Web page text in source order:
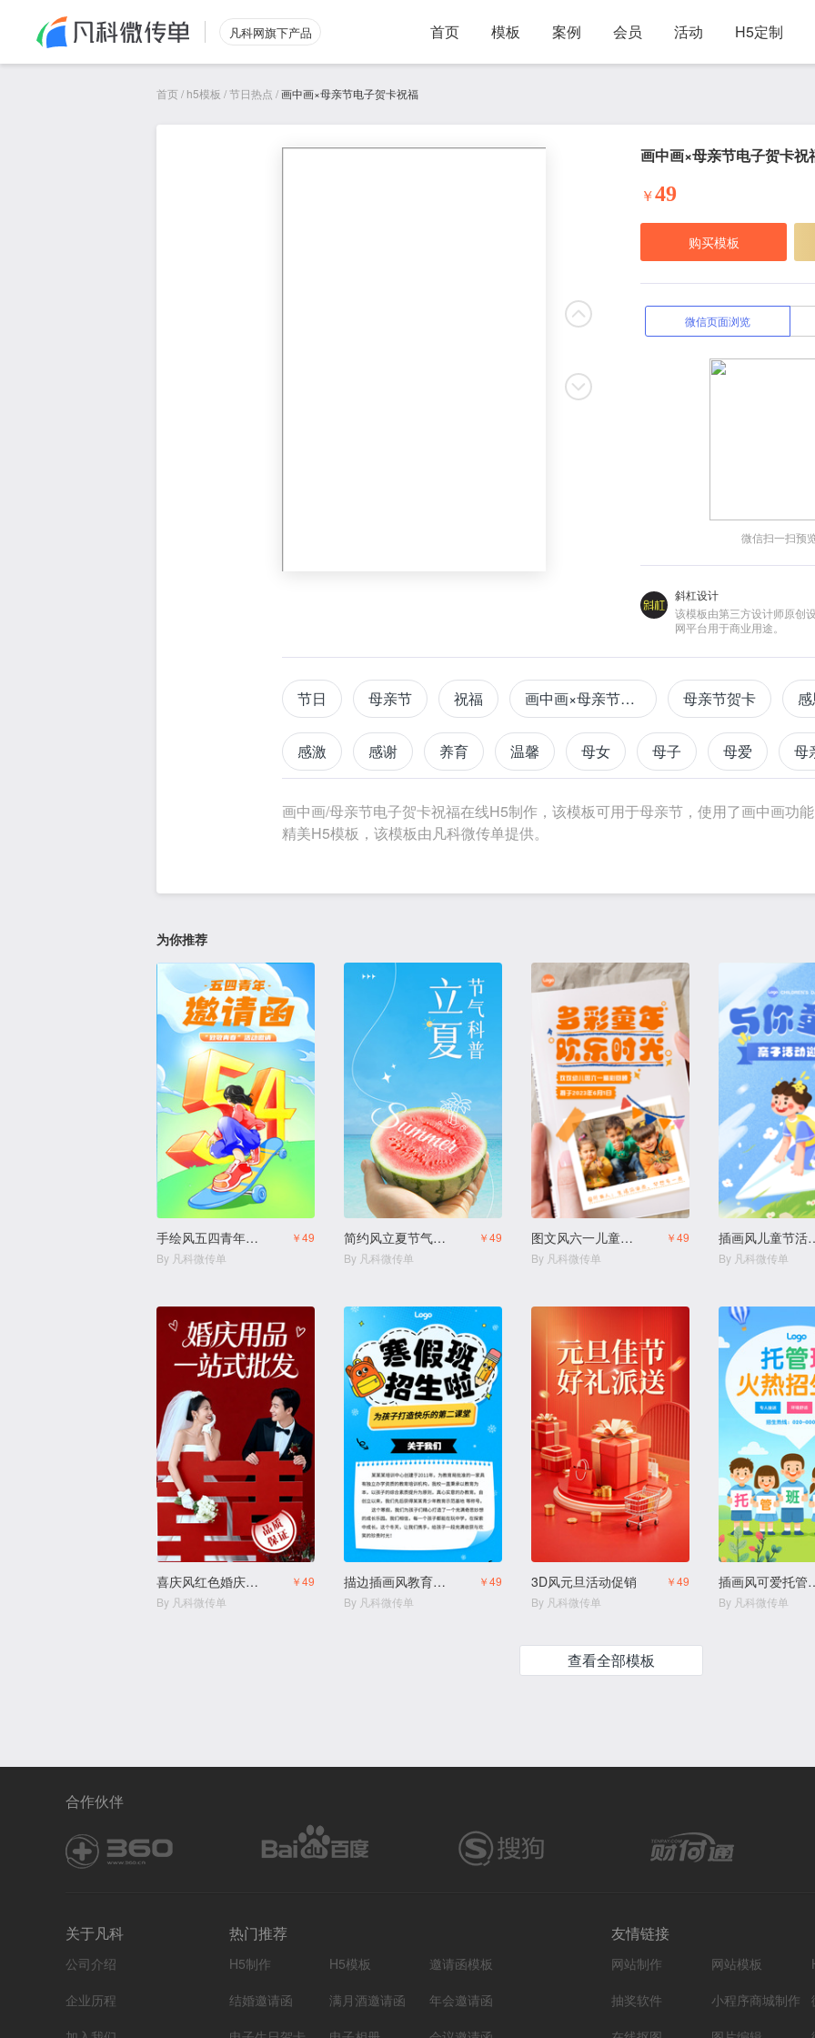
凡科网旗下产品 首页 模板 案例 会员 活动 H5定制
首页/ h5模板 /节日热点 /画中画×母亲节电子贺卡祝福
画中画×母亲节电子贺卡祝
￥49
购买模板
微信页面浏览
微信扫一扫预
斜杠设计
该模板由第三方设计师原创
网平台用于商业用途。
节日 母亲节 祝福 画中画×母亲节祝福 母亲节贺卡
感激 感谢 养育 温馨 母女 母子 母爱 母
放大 缩小 视觉黑科技 长按 穿梭 简笔风
画中画/母亲节电子贺卡祝福在线H5制作，该模板可用于母亲节，使用了画中画功
精美H5模板，该模板由凡科微传单提供。
为你推荐
手绘风五四青年节活动
￥49
By 凡科微传单
简约风立夏节气科普
￥49
By 凡科微传单
图文风六一儿童节纪念相册
￥49
By 凡科微传单
插画风
By 凡科微传单
喜庆风红色婚庆用品结婚用品店
￥49
By 凡科微传单
描边插画风教育培训幼小衔接寒假班拼团生宣传
￥49
By 凡科微传单
3D风元旦活动促销
￥49
By 凡科微传单
插画风可
By 凡科微传单
查看全部模板
合作伙伴
关于凡科
公司介绍
企业历程
热门推荐
H5制作 H5模板
邀请函模板
结婚邀请函
满月酒邀请函
年会邀请函
友情链接
网站制作 网站模板
抽奖软件
小程序商城制作